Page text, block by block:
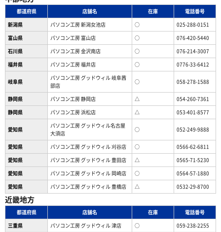
都道府県 店舗名 在庫
電話番号
新潟県
パソコン工房 新潟女池店 ○
025-288-0151
富山県
パソコン工房 富山店 ○
076-420-5440
石川県
パソコン工房 金沢南店 ○
076-214-3007
福井県
パソコン工房 福井店 ○ 0776-33-6412
岐阜県
パソコン工房 グッドウィル 岐阜茜
部店
○ 058-278-1588
静岡県 パソコン工房 静岡店 △
054-260-7361
静岡県
パソコン工房 浜松店 △ 053-401-8577
愛知県
パソコン工房 グッドウィル名古屋
大須店
○ 052-249-9888
愛知県 パソコン工房 グッドウィル 刈谷店 ○
0566-62-6811
愛知県
パソコン工房 グッドウィル 豊田店 △
0565-71-5230
愛知県
パソコン工房 グッドウィル 岡崎店 ○
0564-57-1880
愛知県
パソコン工房 グッドウィル 豊橋店 △ 0532-29-8700
近畿地方
都道府県 店舗名 在庫
電話番号
三重県
パソコン工房 グッドウィル 津店 ○ 059-238-2255